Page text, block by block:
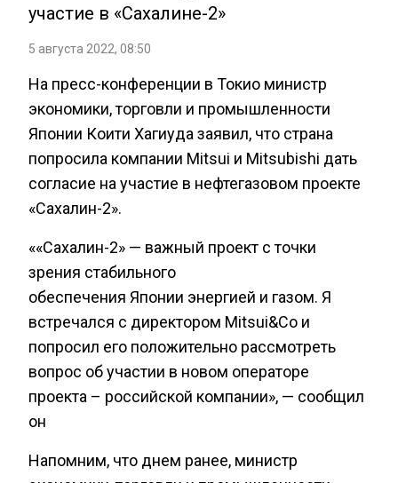
участие в «Сахалине-2»
5 августа 2022, 08:50
На пресс-конференции в Токио министр
экономики, торговли и промышленности
Японии Коити Хагиуда заявил, что страна
попросила компании Mitsui и Mitsubishi дать
согласие на участие в нефтегазовом проекте
«Сахалин-2».
««Сахалин-2» — важный проект с точки
зрения стабильного
обеспечения Японии энергией и газом. Я
встречался с директором Mitsui&Co и
попросил его положительно рассмотреть
вопрос об участии в новом операторе
проекта – российской компании», — сообщил
он
Напомним, что днем ранее, министр